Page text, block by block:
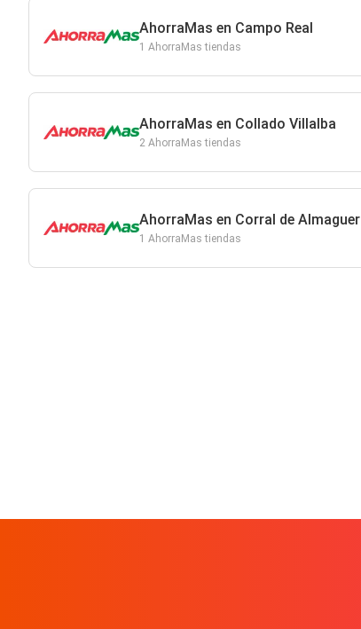
AhorraMas en Campo Real
1 AhorraMas tiendas
AhorraMas en Collado Villalba
2 AhorraMas tiendas
AhorraMas en Corral de Almaguer
1 AhorraMas tiendas